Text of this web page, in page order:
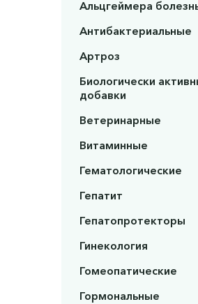
Альцгеймера
Антибактериальные
Артроз
Биологически
добавки
Ветеринарные
Витаминные
Гематологические
Гепатит
Гепатопротекторы
Гинекология
Гомеопатические
Гормональные